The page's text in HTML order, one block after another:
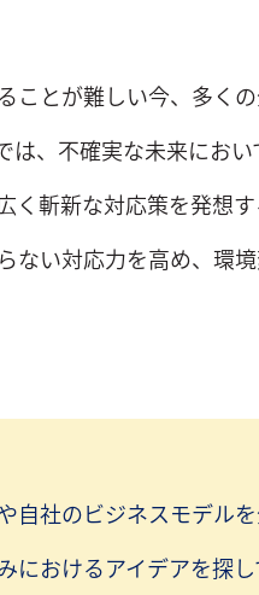
ことが難しい今、多く
は、不確実な未来にお
く斬新な対応策を発想
ない対応力を高め、環
自社のビジネスモデル
におけるアイデアを探